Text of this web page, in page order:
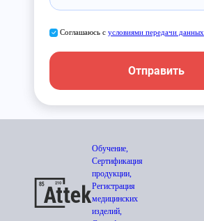
Соглашаюсь с условиями передачи данных
Отправить
Обучение,
Сертификация
продукции,
Регистрация
медицинских
изделий,